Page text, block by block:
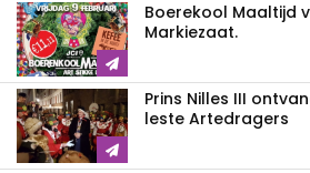
Boerekool Maaltijd
Markiezaat.
Prins Nilles III
leste Artedragers